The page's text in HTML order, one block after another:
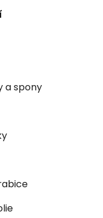
a spony